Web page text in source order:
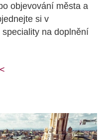
objevování města a
si v
na doplnění